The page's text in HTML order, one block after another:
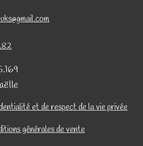
et de respect de la vie privée
générales de vente